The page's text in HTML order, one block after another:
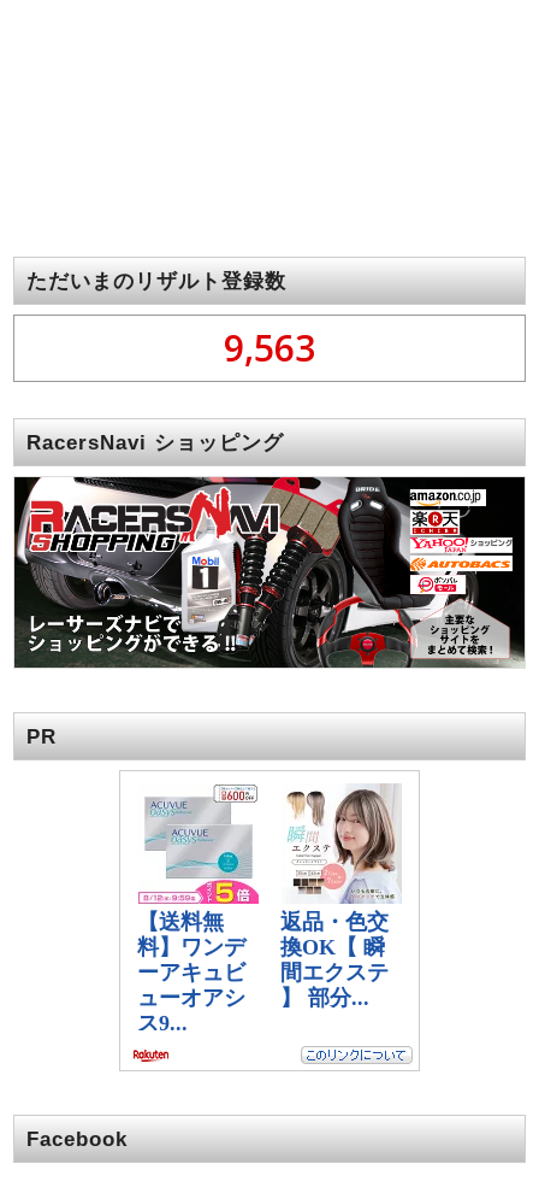
ただいまのリザルト登録数
9,563
RacersNavi ショッピング
PR
Facebook